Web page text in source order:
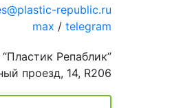
republic.ru
max / telegram
Репаблик”
проезд, 14, R206